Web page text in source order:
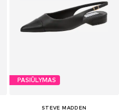
PASIŪLYMAS
STEVE MADDEN